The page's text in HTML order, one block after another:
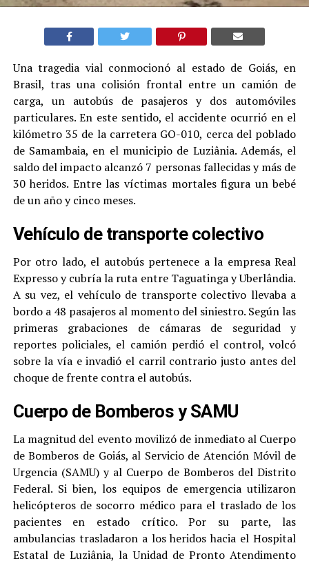
Una tragedia vial conmocionó al estado de Goiás, en
Brasil, tras una colisión frontal entre un camión de
carga, un autobús de pasajeros y dos automóviles
particulares. En este sentido, el accidente ocurrió en el
kilómetro 35 de la carretera GO-010, cerca del poblado
de Samambaia, en el municipio de Luziânia. Además, el
saldo del impacto alcanzó 7 personas fallecidas y más de
30 heridos. Entre las víctimas mortales figura un bebé
de un año y cinco meses.
Vehículo de transporte colectivo
Por otro lado, el autobús pertenece a la empresa Real
Expresso y cubría la ruta entre Taguatinga y Uberlândia.
A su vez, el vehículo de transporte colectivo llevaba a
bordo a 48 pasajeros al momento del siniestro. Según las
primeras grabaciones de cámaras de seguridad y
reportes policiales, el camión perdió el control, volcó
sobre la vía e invadió el carril contrario justo antes del
choque de frente contra el autobús.
Cuerpo de Bomberos y SAMU
La magnitud del evento movilizó de inmediato al Cuerpo
de Bomberos de Goiás, al Servicio de Atención Móvil de
Urgencia (SAMU) y al Cuerpo de Bomberos del Distrito
Federal. Si bien, los equipos de emergencia utilizaron
helicópteros de socorro médico para el traslado de los
pacientes en estado crítico. Por su parte, las
ambulancias trasladaron a los heridos hacia el Hospital
Estatal de Luziânia, la Unidad de Pronto Atendimento